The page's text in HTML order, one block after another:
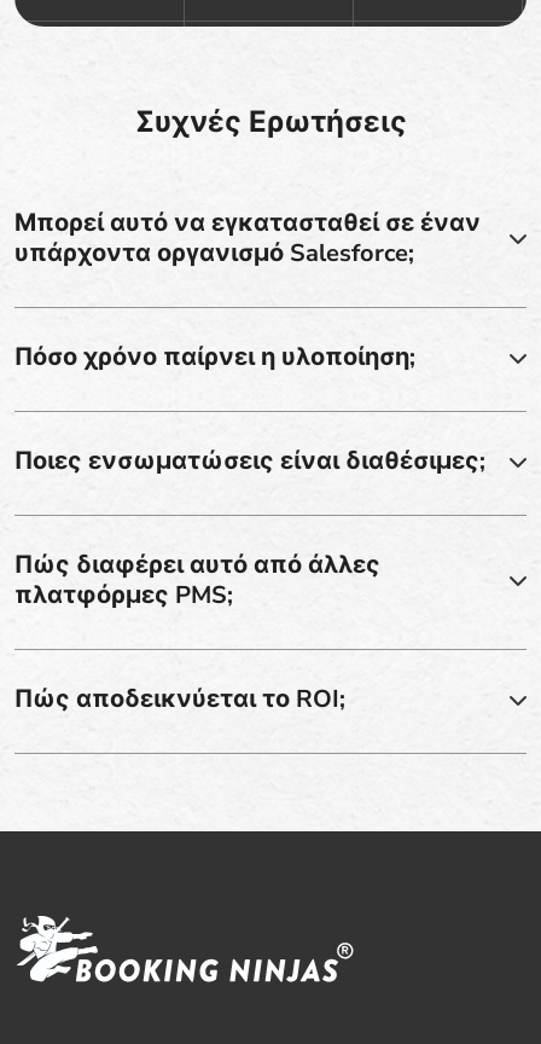
Συχνές Ερωτήσεις
Μπορεί αυτό να εγκατασταθεί σε έναν
υπάρχοντα οργανισμό Salesforce;
Πόσο χρόνο παίρνει η υλοποίηση;
Ποιες ενσωματώσεις είναι διαθέσιμες;
Πώς διαφέρει αυτό από άλλες
πλατφόρμες PMS;
Πώς αποδεικνύεται το ROI;